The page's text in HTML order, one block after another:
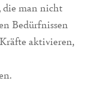
die man nicht
Bedürfnissen
aktivieren,